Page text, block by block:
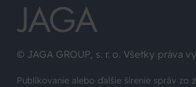
© JAGA GROUP, s. r. o. Všetky práva
Publikovanie alebo ďalšie šírenie správ zo